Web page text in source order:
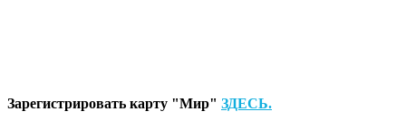
Зарегистрировать карту "Мир" ЗДЕСЬ.